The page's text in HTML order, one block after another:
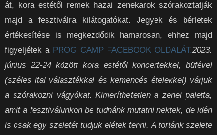
át, kora estétől remek hazai zenekarok szórakoztatják
majd a fesztiválra kilátogatókat. Jegyek és bérletek
értékesítése is megkezdődik hamarosan, ehhez majd
figyeljétek a PROG CAMP FACEBOOK OLDALÁT.2023.
június 22-24 között kora estétől koncertekkel, büfével
(széles ital választékkal és kemencés ételekkel) várjuk
a szórakozni vágyókat. Kimeríthetetlen a zenei paletta,
amit a fesztiválunkon be tudnánk mutatni nektek, de idén
is csak egy szeletét tudjuk elétek tenni. A tortánk szelete